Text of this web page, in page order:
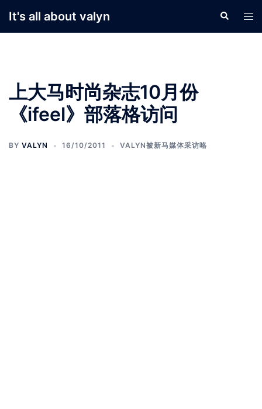
It's all about valyn Search
上大马时尚杂志10月份
《ifeel》部落格访问
BY VALYN 16/10/2011 VALYN被新马媒体采访咯